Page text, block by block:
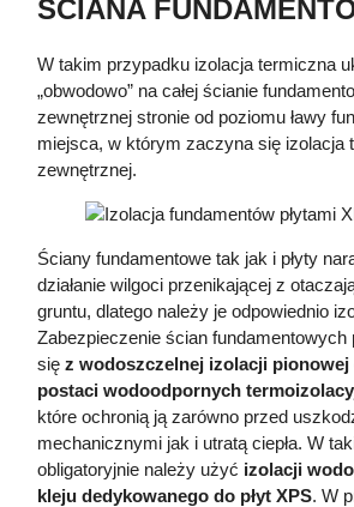
ŚCIANA
W takim przypadku izolacja termiczna
„obwodowo” na całej ścianie
zewnętrznej stronie od poziomu ławy
miejsca, w którym zaczyna się izolacja
zewnętrznej.
Ściany fundamentowe tak jak i płyty
działanie wilgoci przenikającej z
gruntu, dlatego należy je odpowiednio
Zabezpieczenie ścian fundamentowych
sięz wodoszczelnej izolacji pionowej
postaci wodoodpornych
które ochronią ją zarówno przed
mechanicznymi jak i utratą ciepła. W
obligatoryjnie należy użyć izolacji
kleju dedykowanego do płyt XPS. W